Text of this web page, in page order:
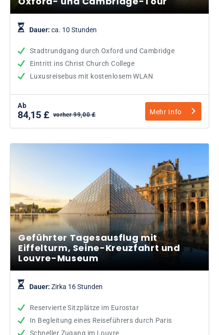
Dauer: ca. 10 Stunden
Stadtrundgang durch Oxford und Cambridge
Eintritt ins Christ Church College
Luxusreisebus mit kostenlosem WLAN
Ab
84,15 £ vorher 99,00 £ Mehr Info
Geführter Tagesausflug mit
Eiffelturm, Seine-Kreuzfahrt und
Louvre-Museum
Dauer: Zirka 16 Stunden
Reservierte Sitzplätze im Eurostar
In Begleitung eines Reiseführers durch Paris
Schneller Zugang im Louvre